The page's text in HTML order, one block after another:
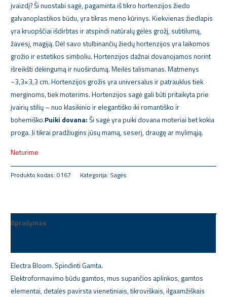
įvaizdį? Ši nuostabi sagė, pagaminta iš tikro hortenzijos žiedo
galvanoplastikos būdu, yra tikras meno kūrinys. Kiekvienas žiedlapis
yra kruopščiai išdirbtas ir atspindi natūralų gėlės grožį, subtilumą,
žavesį, magiją. Dėl savo stulbinančių žiedų hortenzijos yra laikomos
grožio ir estetikos simboliu. Hortenzijos dažnai dovanojamos norint
išreikšti dėkingumą ir nuoširdumą. Meilės talismanas. Matmenys
~3,3×3,3 cm. Hortenzijos grožis yra universalus ir patrauklus tiek
merginoms, tiek moterims. Hortenzijos sagė gali būti pritaikyta prie
įvairių stilių – nuo klasikinio ir elegantiško iki romantiško ir
bohemiško.Puiki dovana: Ši sagė yra puiki dovana moteriai bet kokia
proga. Ji tikrai pradžiugins jūsų mamą, seserį, draugę ar mylimąją.
Neturime
Produkto kodas:0167 Kategorija: Sagės
Aprašymas
Electra Bloom. Spindinti Gamta.
Elektroformavimo būdu gamtos, mus supančios aplinkos, gamtos
elementai, detalės pavirsta vienetiniais, tikroviškais, ilgaamžiškais